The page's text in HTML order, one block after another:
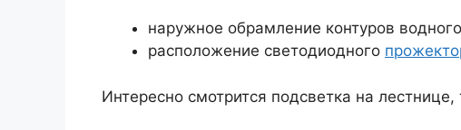
наружное обрамление контуров
расположение светодиодного
Интересно смотрится подсветка на